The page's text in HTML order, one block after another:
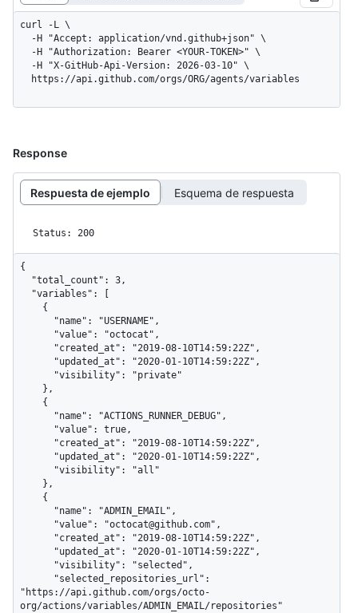
curl -L \
  https://api.github.com/orgs/ORG/agents/variables
Response
Respuesta de ejemplo Esquema de respuesta
Status: 200
{
"https://api.github.com/orgs/octo-
org/actions/variables/ADMIN_EMAIL/repositories"